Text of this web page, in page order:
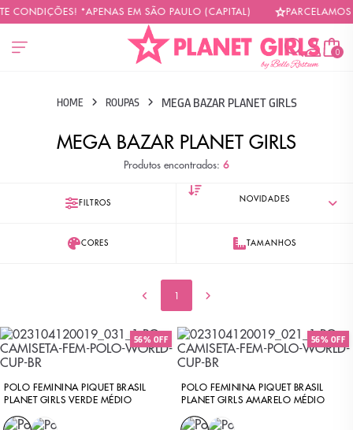
CONDIÇÕES! *APENAS EM SÃO PAULO (CAPITAL) PARCELAMOS
0
HOME ROUPAS MEGA BAZAR PLANET GIRLS
MEGA BAZAR PLANET GIRLS
Produtos encontrados: 6
FILTROS
CORES TAMANHOS
1
56% OFF
POLO FEMININA PIQUET BRASIL
PLANET GIRLS VERDE MÉDIO
56% OFF
POLO FEMININA PIQUET BRASIL
PLANET GIRLS AMARELO MÉDIO